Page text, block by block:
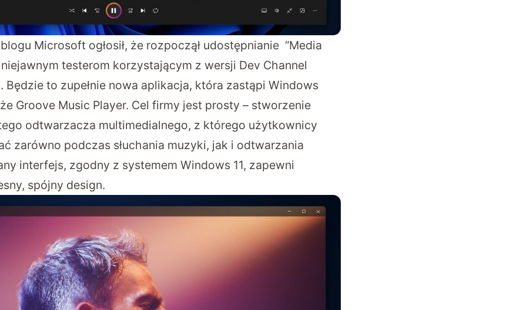
Microsoft ogłosił, że rozpoczął udostępnianie “Media
testerom korzystającym z wersji Dev Channel
Będzie to zupełnie nowa aplikacja, która zastąpi Windows
Groove Music Player. Cel firmy jest prosty – stworzenie
odtwarzacza multimedialnego, z którego użytkownicy
zarówno podczas słuchania muzyki, jak i odtwarzania
interfejs, zgodny z systemem Windows 11, zapewni
spójny design.